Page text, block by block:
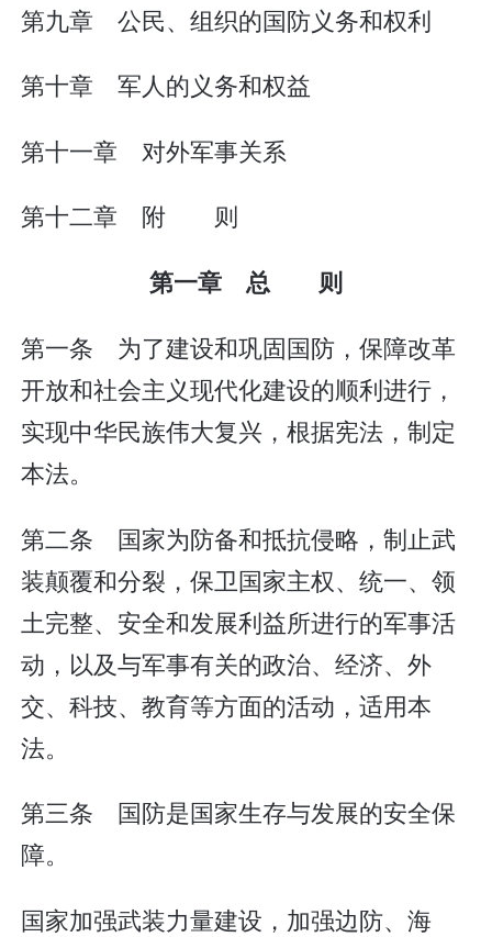
第九章 公民、组织的国防义务和权利
第十章 军人的义务和权益
第十一章 对外军事关系
第十二章 附 则
第一章 总 则
第一条 为了建设和巩固国防，保障改革
开放和社会主义现代化建设的顺利进行，
实现中华民族伟大复兴，根据宪法，制定
本法。
第二条 国家为防备和抵抗侵略，制止武
装颠覆和分裂，保卫国家主权、统一、领
土完整、安全和发展利益所进行的军事活
动，以及与军事有关的政治、经济、外
交、科技、教育等方面的活动，适用本
法。
第三条 国防是国家生存与发展的安全保
障。
国家加强武装力量建设，加强边防、海